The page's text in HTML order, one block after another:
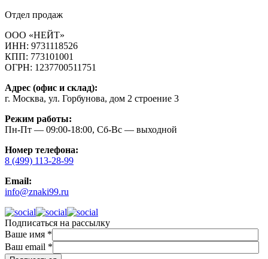
Отдел продаж
ООО «НЕЙТ»
ИНН: 9731118526
КПП: 773101001
ОГРН: 1237700511751
Адрес (офис и склад):
г. Москва, ул. Горбунова, дом 2 строение 3
Режим работы:
Пн-Пт — 09:00-18:00, Сб-Вс — выходной
Номер телефона:
8 (499) 113-28-99
Email:
info@znaki99.ru
Подписаться на рассылку
Ваше имя *
Ваш email *